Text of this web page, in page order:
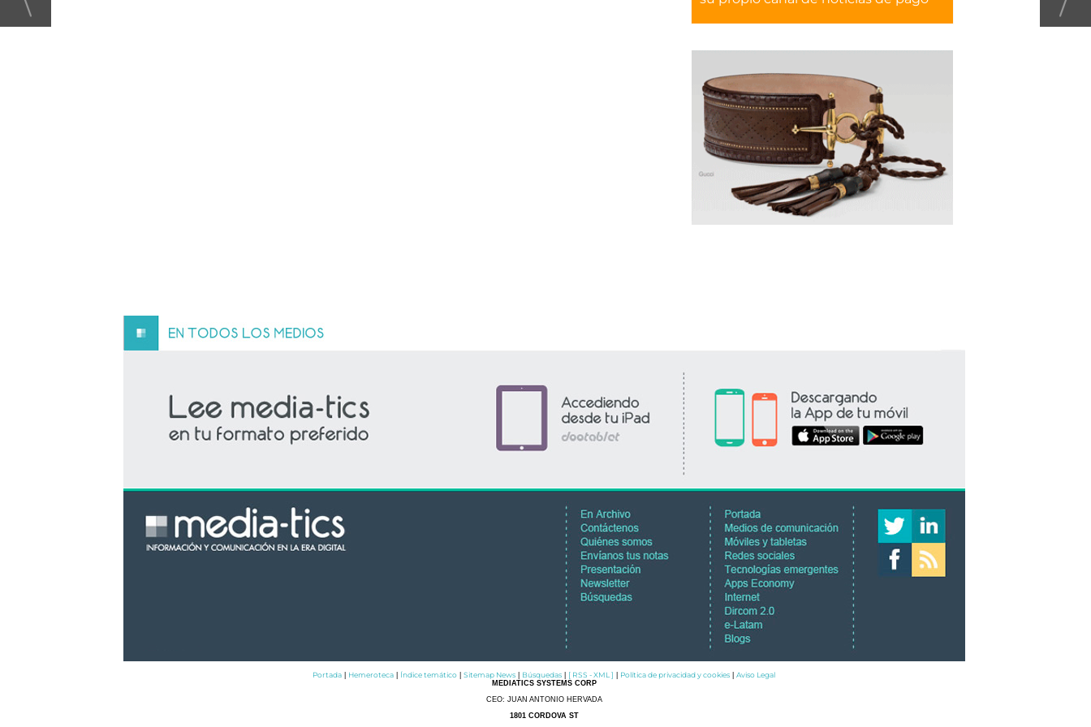
Portada Hemeroteca Índice temático Sitemap News Búsquedas [ RSS - XML ] Política de privacidad y cookies Aviso Legal
MEDIATICS SYSTEMS CORP
CEO: JUAN ANTONIO HERVADA
1801 CORDOVA ST